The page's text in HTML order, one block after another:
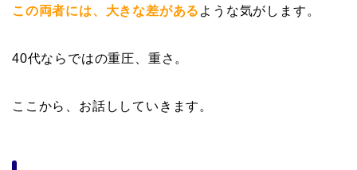
この両者には、 大きな差がある ような気がします。
40代ならではの重圧、重さ。
ここから、お話ししていきます。